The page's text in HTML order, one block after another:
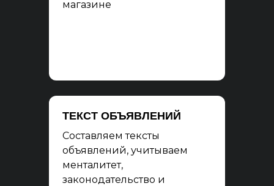
магазине
ТЕКСТ ОБЪЯВЛЕНИЙ
Составляем тексты
объявлений, учитываем
менталитет,
законодательство и